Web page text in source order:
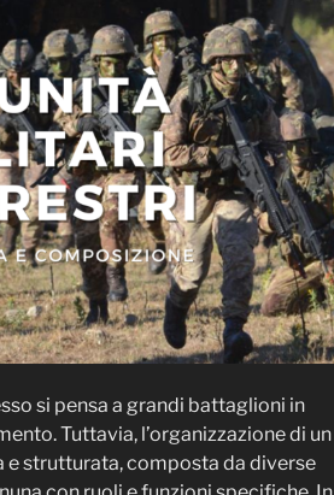
si pensa a grandi battaglioni in
Tuttavia, l’organizzazione di un
strutturata, composta da diverse